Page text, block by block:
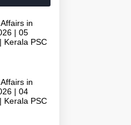
in
| 05
Kerala PSC
in
| 04
Kerala PSC